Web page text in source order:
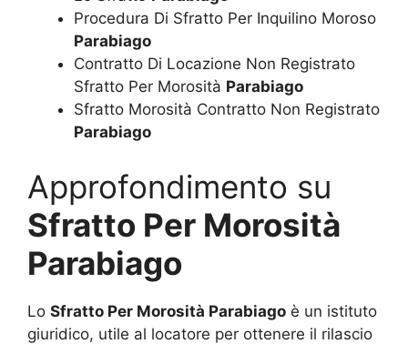
Procedura Di Sfratto Per Inquilino Moroso
Parabiago
Contratto Di Locazione Non Registrato
Sfratto Per Morosità Parabiago
Sfratto Morosità Contratto Non Registrato
Parabiago
Approfondimento su
Sfratto Per Morosità
Parabiago
Lo Sfratto Per Morosità Parabiago è un istituto
giuridico, utile al locatore per ottenere il rilascio